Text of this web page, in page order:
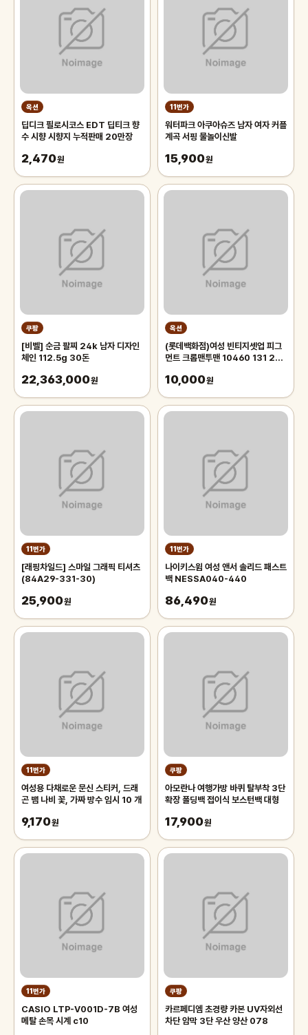
옥션
딥디크 필로시코스 EDT 딥티크 향
수 시향 시향지 누적판매 20만장
2,470원
11번가
워터파크 아쿠아슈즈 남자 여자 커플
계곡 서핑 물놀이신발
15,900원
쿠팡
[비벨] 순금 팔찌 24k 남자 디자인
체인 112.5g 30돈
22,363,000원
옥션
(롯데백화점)여성 빈티지셋업 피그
먼트 크롭맨투맨 10460 131 256
10,000원
11번가
[래핑차일드] 스마일 그래픽 티셔츠
(84A29-331-30)
25,900원
11번가
나이키스윔 여성 앤서 솔리드 패스트
백 NESSA040-440
86,490원
11번가
여성용 다채로운 문신 스티커, 드래
곤 뱀 나비 꽃, 가짜 방수 임시 10 개
9,170원
쿠팡
아모란나 여행가방 바퀴 탈부착 3단
확장 폴딩백 접이식 보스턴백 대형
17,900원
11번가
CASIO LTP-V001D-7B 여성
메탈 손목 시계 c10
쿠팡
카르페디엠 초경량 카본 UV자외선
차단 암막 3단 우산 양산 078